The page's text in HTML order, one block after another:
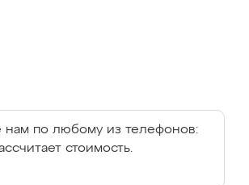
нам по любому из телефонов:
стоимость.